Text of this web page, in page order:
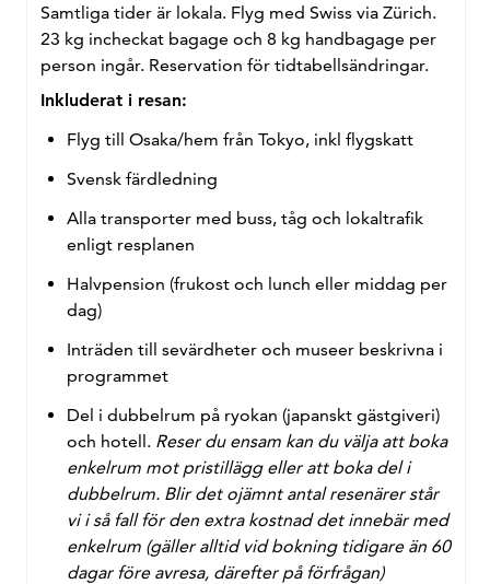
Samtliga tider är lokala. Flyg med Swiss via Zürich.
23 kg incheckat bagage och 8 kg handbagage per
person ingår. Reservation för tidtabellsändringar.
Inkluderat i resan:
Flyg till Osaka/hem från Tokyo, inkl flygskatt
Svensk färdledning
Alla transporter med buss, tåg och lokaltrafik
enligt resplanen
Halvpension (frukost och lunch eller middag per
dag)
Inträden till sevärdheter och museer beskrivna i
programmet
Del i dubbelrum på ryokan (japanskt gästgiveri)
och hotell. Reser du ensam kan du välja att boka
enkelrum mot pristillägg eller att boka del i
dubbelrum. Blir det ojämnt antal resenärer står
vi i så fall för den extra kostnad det innebär med
enkelrum (gäller alltid vid bokning tidigare än 60
dagar före avresa, därefter på förfrågan)